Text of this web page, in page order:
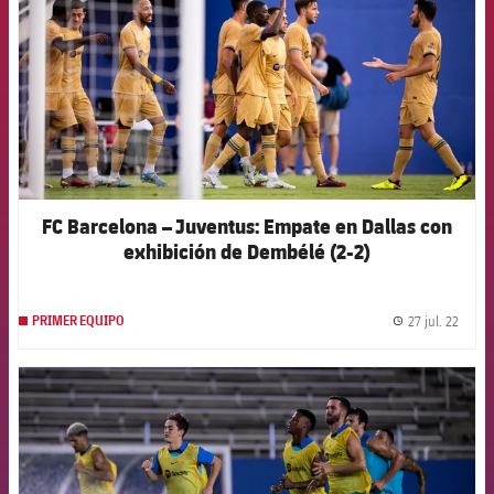
FC Barcelona – Juventus: Empate en Dallas con
exhibición de Dembélé (2-2)
PRIMER EQUIPO 27 jul. 22
FCB Barcelona badge